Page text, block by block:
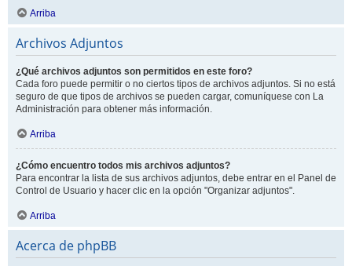
Arriba
Archivos Adjuntos
¿Qué archivos adjuntos son permitidos en este foro?
Cada foro puede permitir o no ciertos tipos de archivos adjuntos. Si no está
seguro de que tipos de archivos se pueden cargar, comuníquese con La
Administración para obtener más información.
Arriba
¿Cómo encuentro todos mis archivos adjuntos?
Para encontrar la lista de sus archivos adjuntos, debe entrar en el Panel de
Control de Usuario y hacer clic en la opción "Organizar adjuntos".
Arriba
Acerca de phpBB